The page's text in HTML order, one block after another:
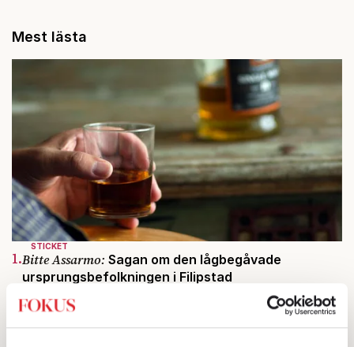
Mest lästa
STICKET
1.Bitte Assarmo: Sagan om den lågbegåvade
ursprungsbefolkningen i Filipstad
2.Sakine Madon:
Efter islamistdådet oroar sig